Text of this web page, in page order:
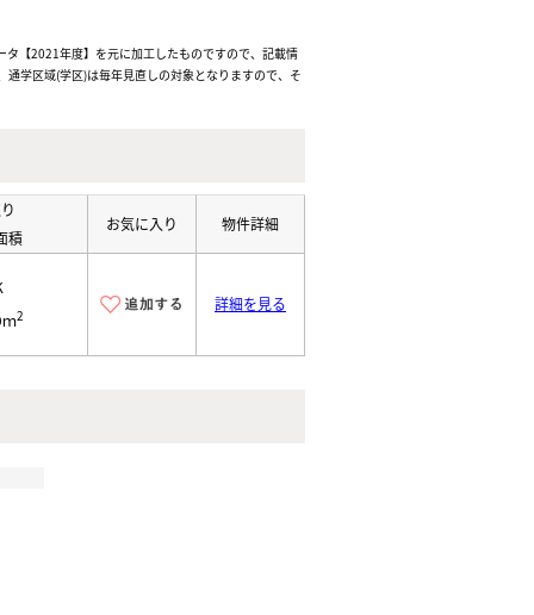
【2021年度】を元に加工したものですので、記載情
学区域(学区)は毎年見直しの対象となりますので、そ
積
お気に入り 物件詳細
2
詳細を見る